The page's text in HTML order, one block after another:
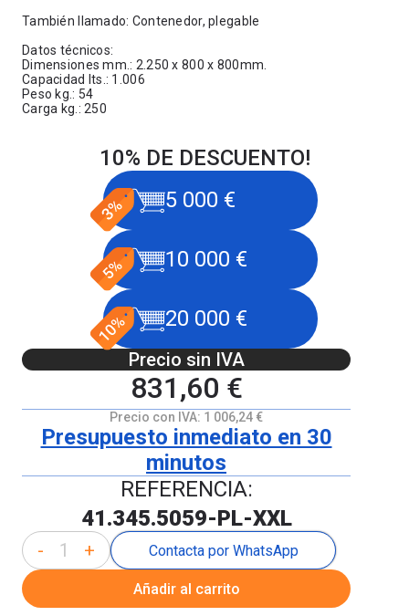
También llamado: Contenedor, plegable
Datos técnicos:
Dimensiones mm.: 2.250 x 800 x 800mm.
Capacidad lts.: 1.006
Peso kg.: 54
Carga kg.: 250
10% DE DESCUENTO!
5 000 €
10 000 €
20 000 €
Precio sin IVA
831,60 €
Precio con IVA: 1 006,24 €
Presupuesto inmediato en 30
minutos
REFERENCIA:
41.345.5059-PL-XXL
- + Contacta por WhatsApp
Añadir al carrito